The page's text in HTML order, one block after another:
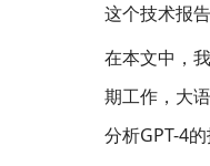
这个技术报
在本文中，
期工作，大
分析GPT-4的